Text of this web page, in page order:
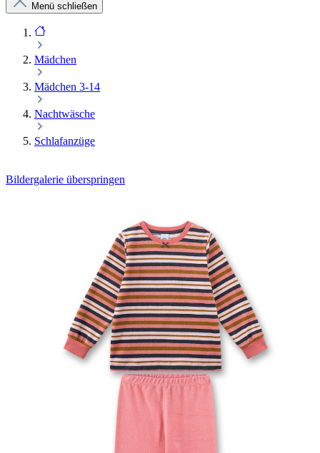
Menü schließen
Mädchen
Mädchen 3-14
Nachtwäsche
Schlafanzüge
Bildergalerie überspringen